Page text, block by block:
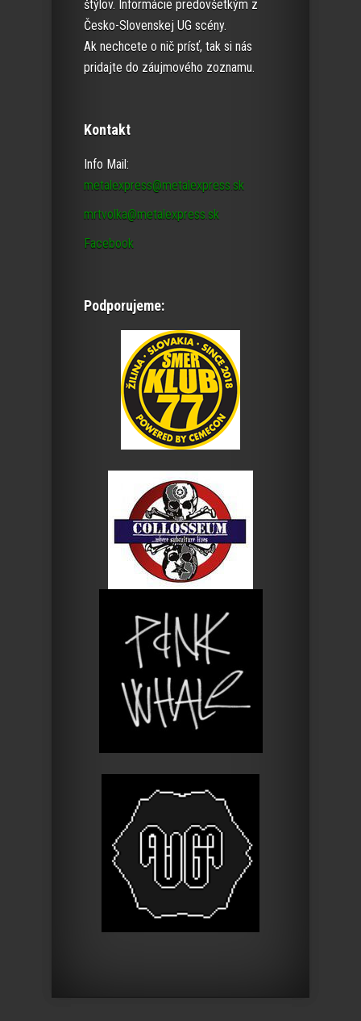
štýlov. Informácie predovšetkým z
Česko-Slovenskej UG scény.
Ak nechcete o nič prísť, tak si nás
pridajte do záujmového zoznamu.
Kontakt
Info Mail:
metalexpress@metalexpress.sk
mrtvolka@metalexpress.sk
Facebook
Podporujeme: